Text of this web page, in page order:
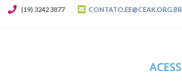
(19) 3242 3877 CONTATO.EE@CEAK.ORG.BR